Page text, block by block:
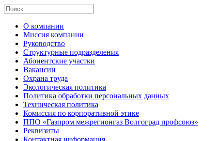
О компании
Миссия компании
Руководство
Структурные подразделения
Абонентские участки
Вакансии
Охрана труда
Экологическая политика
Политика обработки персональных данных
Техническая политика
Комиссия по корпоративной этике
ППО «Газпром межрегионгаз Волгоград профсоюз»
Реквизиты
Контактная информация